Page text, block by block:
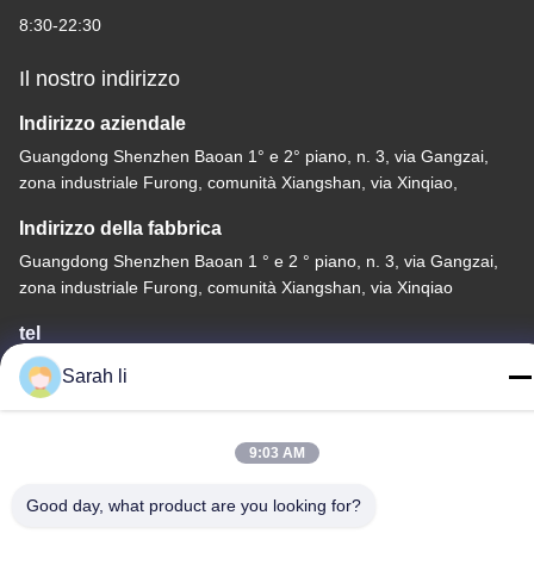
8:30-22:30
Il nostro indirizzo
Indirizzo aziendale
Guangdong Shenzhen Baoan 1° e 2° piano, n. 3, via Gangzai,
zona industriale Furong, comunità Xiangshan, via Xinqiao,
Indirizzo della fabbrica
Guangdong Shenzhen Baoan 1 ° e 2 ° piano, n. 3, via Gangzai,
zona industriale Furong, comunità Xiangshan, via Xinqiao
tel
86-0755-27097532-8:30
Cina Buona qualità Servizio di lavorazione CNC su misura
Sarah li
9:03 AM
Good day, what product are you looking for?